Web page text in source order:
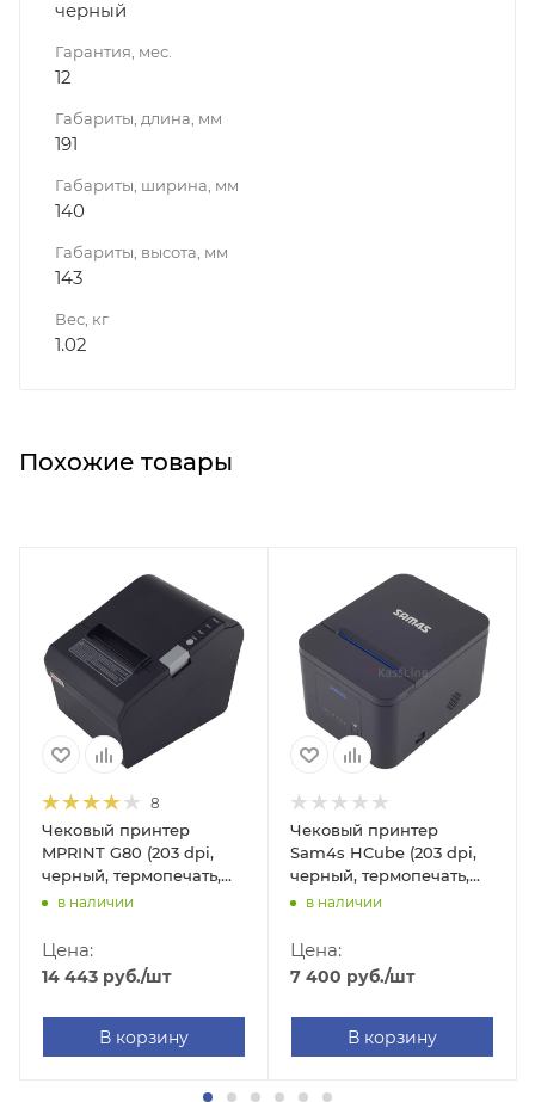
черный
Гарантия, мес.
12
Габариты, длина, мм
191
Габариты, ширина, мм
140
Габариты, высота, мм
143
Вес, кг
1.02
Похожие товары
8
Чековый принтер
MPRINT G80 (203 dpi,
черный, термопечать,
USB/RS-232/Ethernet, с
в наличии
Цена:
14 443 руб./шт
В корзину
Чековый принтер
Sam4s HCube (203 dpi,
черный, термопечать,
USB/RS-232/Ethernet, с
в наличии
Цена:
7 400 руб./шт
В корзину